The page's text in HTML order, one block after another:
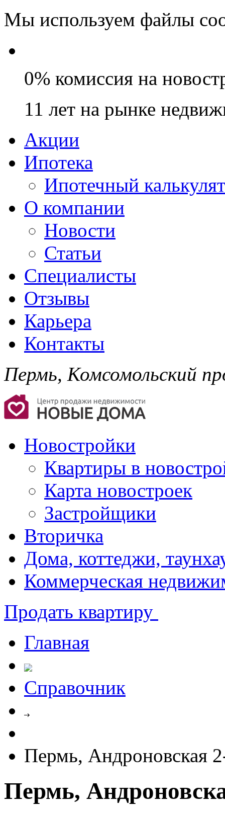
Мы используем файлы
0% комиссия на
11 лет на рынке
Акции
Ипотека
Ипотечный
О компании
Новости
Статьи
Специалисты
Отзывы
Карьера
Контакты
Пермь, Комсомольский
Новостройки
Квартиры в
Карта новостроек
Застройщики
Вторичка
Дома, коттеджи,
Коммерческая
Продать квартиру
Главная
Справочник
Пермь, Андроновская
Пермь,